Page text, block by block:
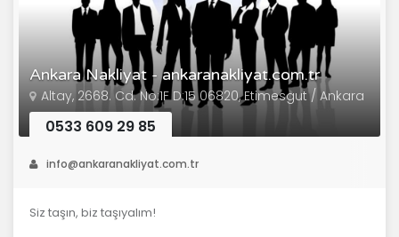
Ankara Nakliyat - ankaranakliyat.com.tr
Altay, 2668. Cd. No:1F D:15 06820, Etimesgut / Ankara
0533 609 29 85
info@ankaranakliyat.com.tr
Siz taşın, biz taşıyalım!